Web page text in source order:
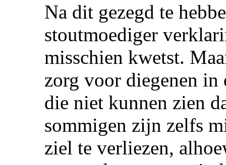
Na dit gezegd te
stoutmoediger
misschien kwetst.
zorg voor diegenen in
die niet kunnen zien
sommigen zijn zelfs
ziel te verliezen,